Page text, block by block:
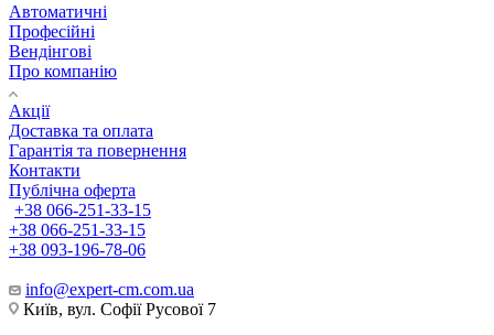
Автоматичні
Професійні
Вендінгові
Про компанію
Акції
Доставка та оплата
Гарантія та повернення
Контакти
Публічна оферта
+38 066-251-33-15
+38 066-251-33-15
+38 093-196-78-06
info@expert-cm.com.ua
Київ, вул. Софії Русової 7